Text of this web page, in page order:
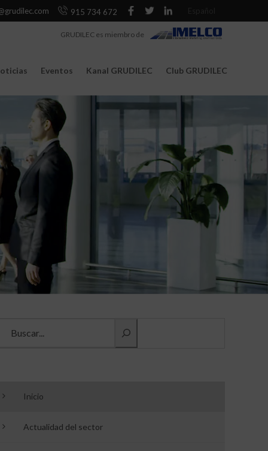
915 734 672
Eventos Kanal GRUDILEC Club GRUDILEC
GRUDILEC es miembro de
Inicio
Actualidad del sector